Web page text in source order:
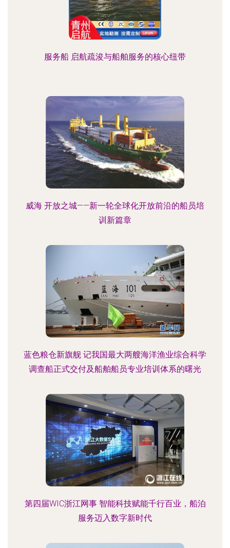
服务船 启航疏浚与船舶服务的核心纽带
威海 开放之城——新一轮全球化开放前沿的船员培
训新篇章
蓝色粮仓新旗舰 记我国最大两艘海洋渔业综合科学
调查船正式交付及船舶船员专业培训体系的曙光
第四届WIC浙江网事 智能科技赋能千行百业，船泊
服务迈入数字新时代